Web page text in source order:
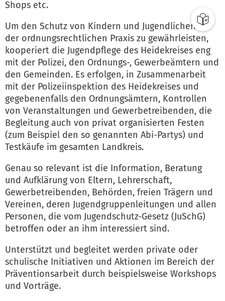
Shops etc.
Um den Schutz von Kindern und Jugendlichen in
der ordnungsrechtlichen Praxis zu gewährleisten,
kooperiert die Jugendpflege des Heidekreises eng
mit der Polizei, den Ordnungs-, Gewerbeämtern und
den Gemeinden. Es erfolgen, in Zusammenarbeit
mit der Polizeiinspektion des Heidekreises und
gegebenenfalls den Ordnungsämtern, Kontrollen
von Veranstaltungen und Gewerbetreibenden, die
Begleitung auch von privat organisierten Festen
(zum Beispiel den so genannten Abi-Partys) und
Testkäufe im gesamten Landkreis.
Genau so relevant ist die Information, Beratung
und Aufklärung von Eltern, Lehrerschaft,
Gewerbetreibenden, Behörden, freien Trägern und
Vereinen, deren Jugendgruppenleitungen und allen
Personen, die vom Jugendschutz-Gesetz (JuSchG)
betroffen oder an ihm interessiert sind.
Unterstützt und begleitet werden private oder
schulische Initiativen und Aktionen im Bereich der
Präventionsarbeit durch beispielsweise Workshops
und Vorträge.